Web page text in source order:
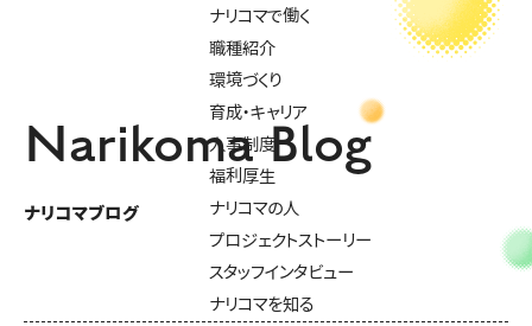
ナリコマで働く
職種紹介
環境づくり
育成・キャリア
人事制度
福利厚生
ナリコマの人
プロジェクトストーリー
スタッフインタビュー
ナリコマを知る
Narikoma Blog
ナリコマブログ